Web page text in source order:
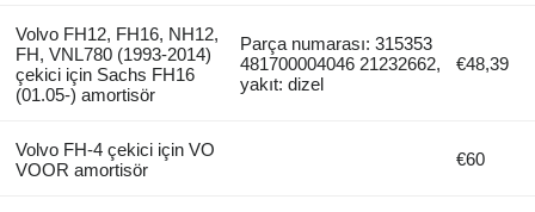
Volvo FH12, FH16, NH12,
FH, VNL780 (1993-2014)
çekici için Sachs FH16
(01.05-) amortisör
Parça numarası: 315353
481700004046 21232662,
yakıt: dizel
€48,39
Volvo FH-4 çekici için VO
VOOR amortisör
€60